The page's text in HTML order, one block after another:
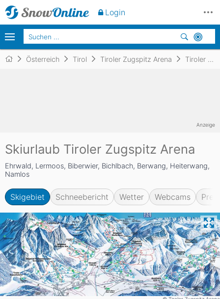
Österreich Tirol Tiroler Zugspitz Arena Tiroler Zugspitz Arena
Skiurlaub Tiroler Zugspitz Arena
Ehrwald, Lermoos, Biberwier, Bichlbach, Berwang, Heiterwang,
Namlos
Skigebiet Schneebericht Wetter Webcams
Anzeige
Login